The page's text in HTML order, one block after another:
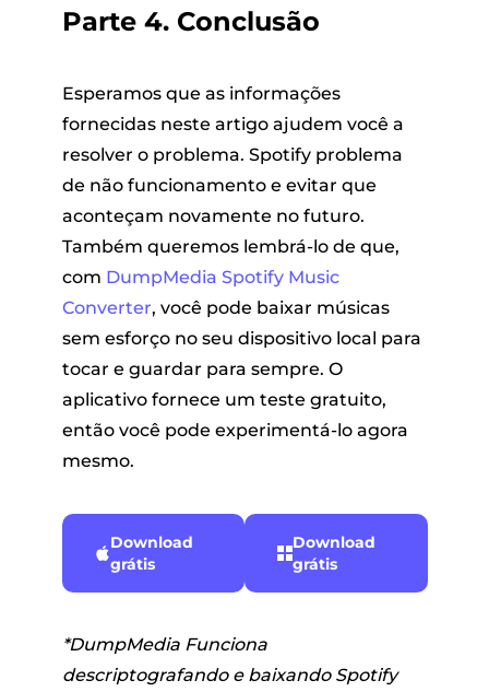
Parte 4. Conclusão
Esperamos que as informações
fornecidas neste artigo ajudem você a
resolver o problema. Spotify problema
de não funcionamento e evitar que
aconteçam novamente no futuro.
Também queremos lembrá-lo de que,
com DumpMedia Spotify Music
Converter, você pode baixar músicas
sem esforço no seu dispositivo local para
tocar e guardar para sempre. O
aplicativo fornece um teste gratuito,
então você pode experimentá-lo agora
mesmo.
Download
grátis
Download
grátis
*DumpMedia Funciona
descriptografando e baixando Spotify